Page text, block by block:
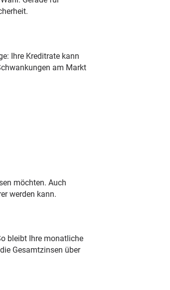
Ihre Kreditrate kann
am Markt
möchten. Auch
werden kann.
bleibt Ihre monatliche
Gesamtzinsen über